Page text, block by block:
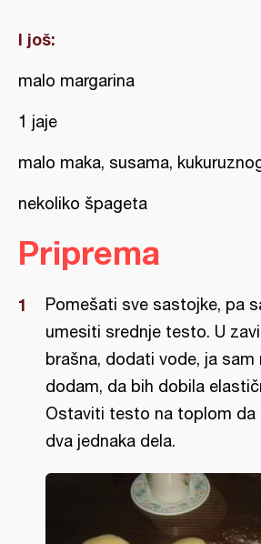
I još:
malo margarina
1 jaje
malo maka, susama,
nekoliko špageta
Priprema
Pomešati sve sastojke, pa
umesiti srednje testo. U
brašna, dodati vode, ja sam
dodam, da bih dobila
Ostaviti testo na toplom da
dva jednaka dela.